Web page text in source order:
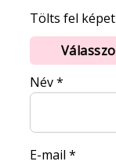
Tölts fel képet
Név*
E-mail *